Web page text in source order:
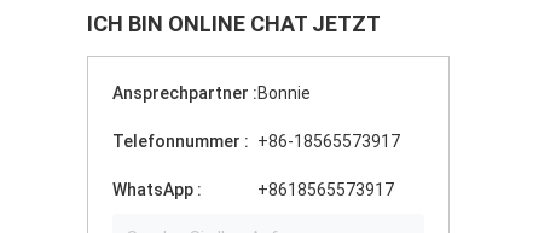
ICH BIN ONLINE CHAT JETZT
Ansprechpartner :Bonnie
Telefonnummer : +86-18565573917
WhatsApp : +8618565573917